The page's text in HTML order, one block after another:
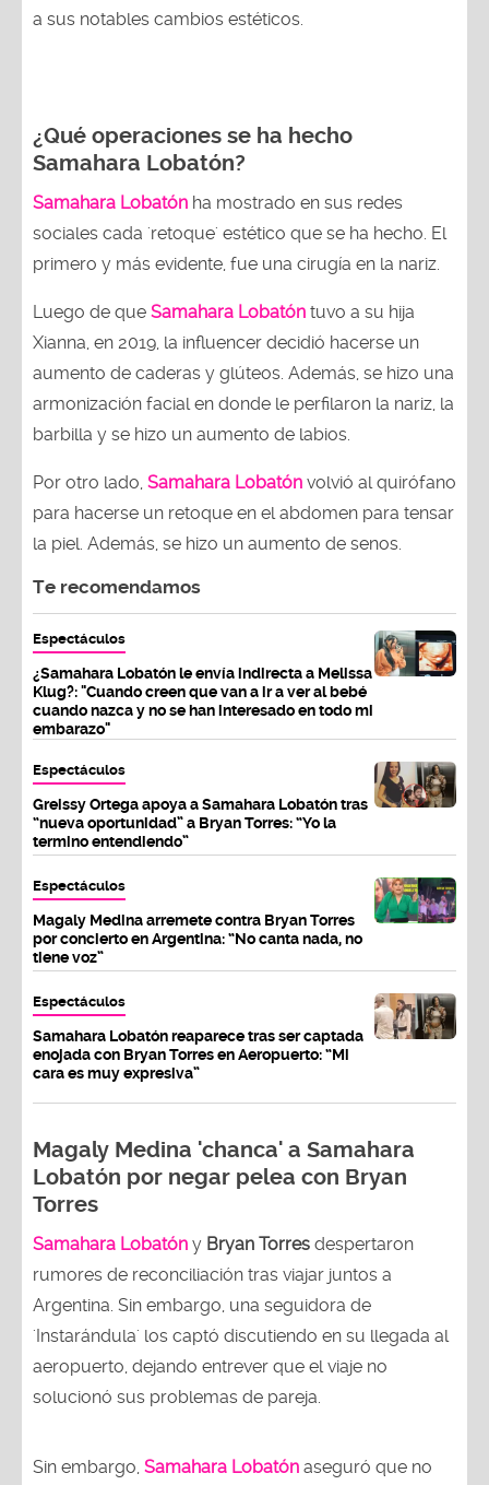
a sus notables cambios estéticos.
¿Qué operaciones se ha hecho
Samahara Lobatón?
Samahara Lobatón ha mostrado en sus redes
sociales cada 'retoque' estético que se ha hecho. El
primero y más evidente, fue una cirugía en la nariz.
Luego de que Samahara Lobatón tuvo a su hija
Xianna, en 2019, la influencer decidió hacerse un
aumento de caderas y glúteos. Además, se hizo una
armonización facial en donde le perfilaron la nariz, la
barbilla y se hizo un aumento de labios.
Por otro lado, Samahara Lobatón volvió al quirófano
para hacerse un retoque en el abdomen para tensar
la piel. Además, se hizo un aumento de senos.
Te recomendamos
Espectáculos
¿Samahara Lobatón le envía indirecta a Melissa
Klug?: "Cuando creen que van a ir a ver al bebé
cuando nazca y no se han interesado en todo mi
embarazo"
Espectáculos
Greissy Ortega apoya a Samahara Lobatón tras
“nueva oportunidad” a Bryan Torres: “Yo la
termino entendiendo”
Espectáculos
Magaly Medina arremete contra Bryan Torres
por concierto en Argentina: “No canta nada, no
tiene voz”
Espectáculos
Samahara Lobatón reaparece tras ser captada
enojada con Bryan Torres en Aeropuerto: “Mi
cara es muy expresiva”
Magaly Medina 'chanca' a Samahara
Lobatón por negar pelea con Bryan
Torres
Samahara Lobatón y Bryan Torres despertaron
rumores de reconciliación tras viajar juntos a
Argentina. Sin embargo, una seguidora de
'Instarándula' los captó discutiendo en su llegada al
aeropuerto, dejando entrever que el viaje no
solucionó sus problemas de pareja.
Sin embargo, Samahara Lobatón aseguró que no